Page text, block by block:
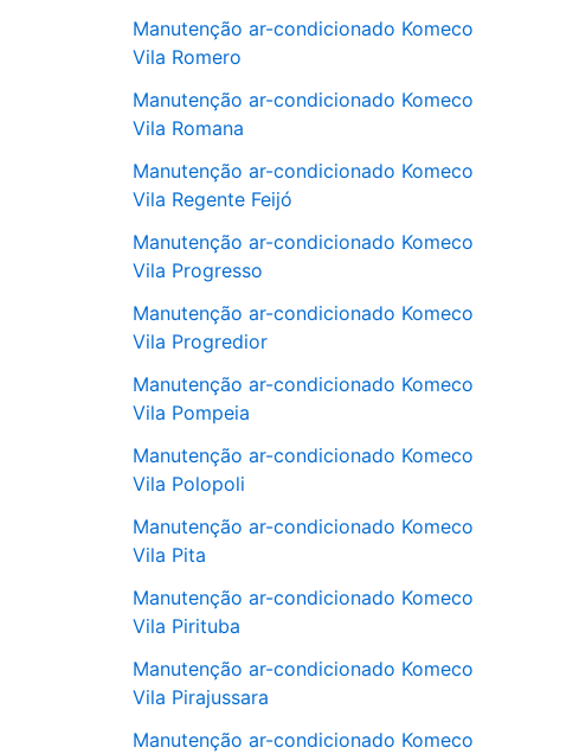
Manutenção ar-condicionado Komeco
Vila Romero
Manutenção ar-condicionado Komeco
Vila Romana
Manutenção ar-condicionado Komeco
Vila Regente Feijó
Manutenção ar-condicionado Komeco
Vila Progresso
Manutenção ar-condicionado Komeco
Vila Progredior
Manutenção ar-condicionado Komeco
Vila Pompeia
Manutenção ar-condicionado Komeco
Vila Polopoli
Manutenção ar-condicionado Komeco
Vila Pita
Manutenção ar-condicionado Komeco
Vila Pirituba
Manutenção ar-condicionado Komeco
Vila Pirajussara
Manutenção ar-condicionado Komeco